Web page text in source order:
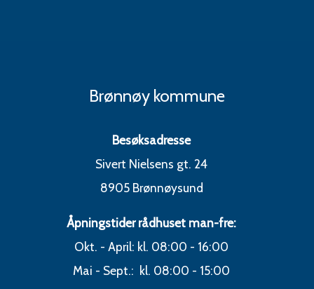
Brønnøy kommune
Besøksadresse
Sivert Nielsens gt. 24
8905 Brønnøysund
Åpningstider rådhuset man-fre:
Okt. - April: kl. 08:00 - 16:00
Mai - Sept.: kl. 08:00 - 15:00